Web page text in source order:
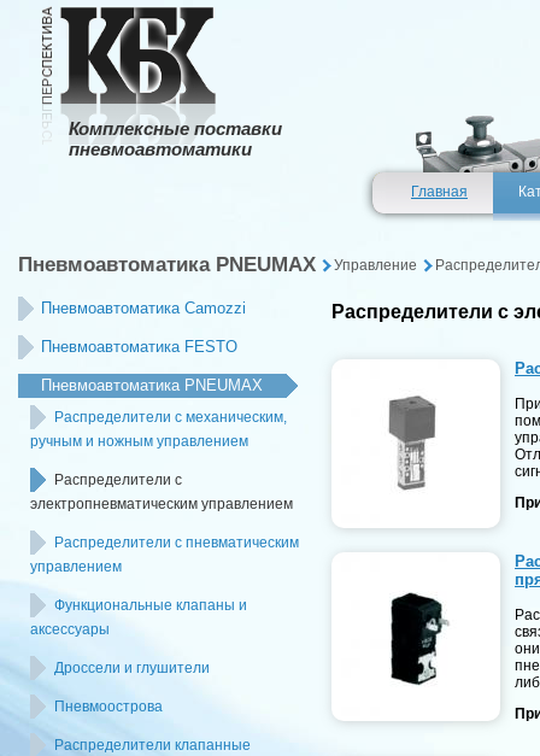
Комплексные поставки
пневмоавтоматики
Главная
Пневмоавтоматика PNEUMAX Управление
Пневмоавтоматика Camozzi
Пневмоавтоматика FESTO
Пневмоавтоматика PNEUMAX
Распределители с механическим,
ручным и ножным управлением
Распределители с
электропневматическим управлением
Распределители с пневматическим
управлением
Функциональные клапаны и
аксессуары
Дроссели и глушители
Пневмоострова
Распределители клапанные
Распределители с